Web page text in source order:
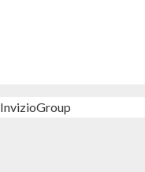
InvizioGroup